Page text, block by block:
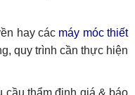
hay các máy móc thiết
quy trình cần thực hiện
cầu thẩm định giá & báo